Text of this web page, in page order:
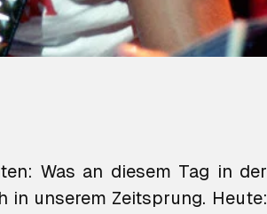
Was an diesem Tag in der
unserem Zeitsprung. Heute: